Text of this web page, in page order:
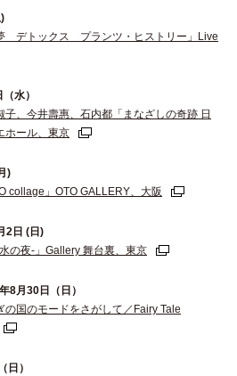
デトックス プランツ・ヒストリー」Live
水）
、今井壽惠、石内都「まなざしの奇跡 日
ホール、東京
)
collage」OTO GALLERY、大阪
2日 (日)
の夜-」Gallery 舞台裏、東京
8⽉30⽇（⽇）
国のモードをさがして／Fairy Tale
日）